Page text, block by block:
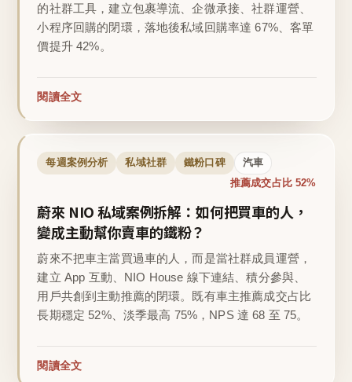
的社群工具，建立包裹導流、企微承接、社群運營、
小程序回購的閉環，落地後私域回購率達 67%、客單
價提升 42%。
閱讀全文
每週案例分析 私域社群 鐵粉口碑 汽車
推薦成交占比 52%
蔚來 NIO 私域案例拆解：如何把買車的人，
變成主動幫你賣車的鐵粉？
蔚來不把車主當買過車的人，而是當社群成員運營，
建立 App 互動、NIO House 線下連結、積分參與、
用戶共創到主動推薦的閉環。既有車主推薦成交占比
長期穩定 52%、淡季最高 75%，NPS 達 68 至 75。
閱讀全文